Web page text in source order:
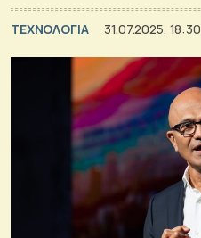
ΤΕΧΝΟΛΟΓΙΑ 31.07.2025, 18:30